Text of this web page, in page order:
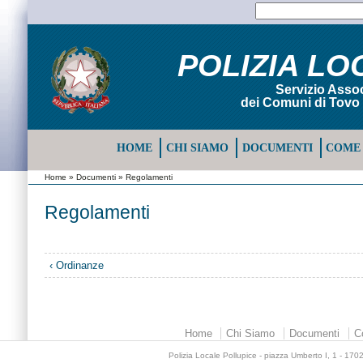
POLIZIA
Servizio
dei Comuni di
HOME CHI SIAMO DOCUMENTI COME
Home » Documenti» Regolamenti
Regolamenti
‹ Ordinanze
Home Chi Siamo Documenti
Polizia Locale Pollupice - piazza Umberto I, 1 -